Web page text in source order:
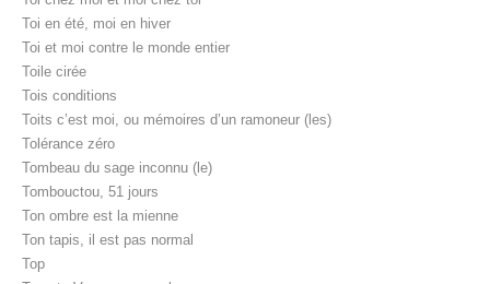
Toi en été, moi en hiver
Toi et moi contre le monde entier
Toile cirée
Tois conditions
Toits c’est moi, ou mémoires d’un ramoneur (les)
Tolérance zéro
Tombeau du sage inconnu (le)
Tombouctou, 51 jours
Ton ombre est la mienne
Ton tapis, il est pas normal
Top